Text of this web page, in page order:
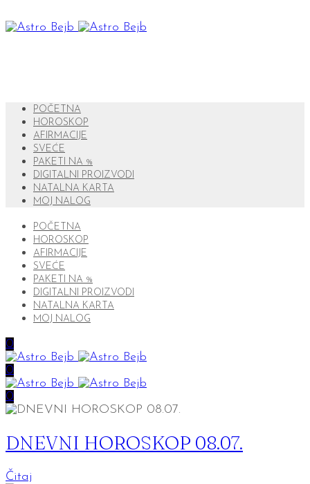
POČETNA
HOROSKOP
AFIRMACIJE
SVEĆE
PAKETI NA %
DIGITALNI PROIZVODI
NATALNA KARTA
MOJ NALOG
POČETNA
HOROSKOP
AFIRMACIJE
SVEĆE
PAKETI NA %
DIGITALNI PROIZVODI
NATALNA KARTA
MOJ NALOG
0
0
0
DNEVNI HOROSKOP 08.07.
Čitaj